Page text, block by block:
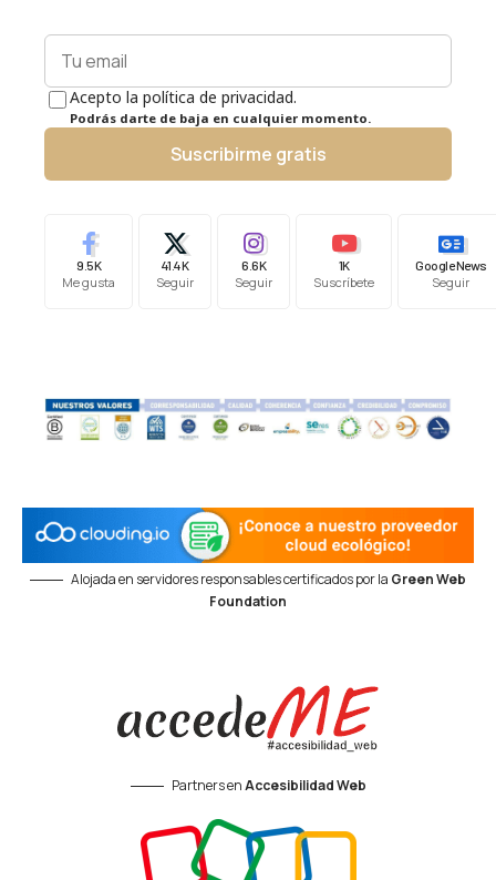
Acepto la política de privacidad.
Podrás darte de baja en cualquier momento.
Suscribirme gratis
9.5K
Me gusta
41.4K
Seguir
6.6K
Seguir
1K
Suscríbete
Google News
Seguir
Alojada en servidores responsables certificados por la Green Web
Foundation
Partners enAccesibilidad Web